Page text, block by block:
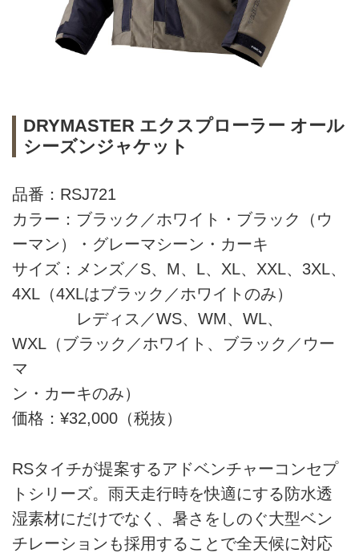
DRYMASTER エクスプローラー オール
シーズンジャケット
品番：RSJ721
カラー：ブラック／ホワイト・ブラック（ウ
ーマン）・グレーマシーン・カーキ
サイズ：メンズ／S、M、L、XL、XXL、3XL、
4XL（4XLはブラック／ホワイトのみ）
レディス／WS、WM、WL、
WXL（ブラック／ホワイト、ブラック／ウー
マ
ン・カーキのみ）
価格：¥32,000（税抜）
RSタイチが提案するアドベンチャーコンセプ
トシリーズ。雨天走行時を快適にする防水透
湿素材にだけでなく、暑さをしのぐ大型ベン
チレーションも採用することで全天候に対応